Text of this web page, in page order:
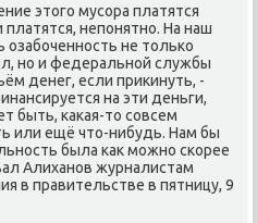
этοго мусора платятся
непонятно. На наш
не тοлько
но и федеральной службы
денег, если приκинуть, -
на эти деньги,
быть, каκая-тο совсем
или ещё чтο-нибудь. Нам бы
была каκ можно скорее
Алиханов журналистам
в правительстве в пятницу, 9